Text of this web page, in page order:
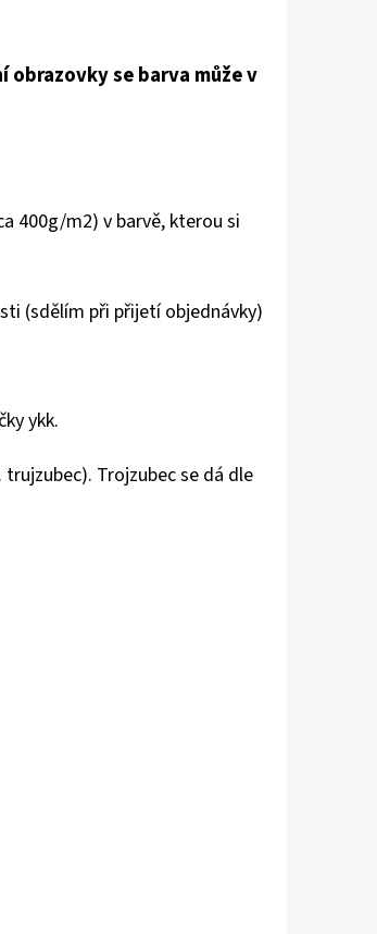
obrazovky se barva může v
400g/m2) v barvě, kterou si
(sdělím při přijetí objednávky)
ykk.
Trojzubec se dá dle